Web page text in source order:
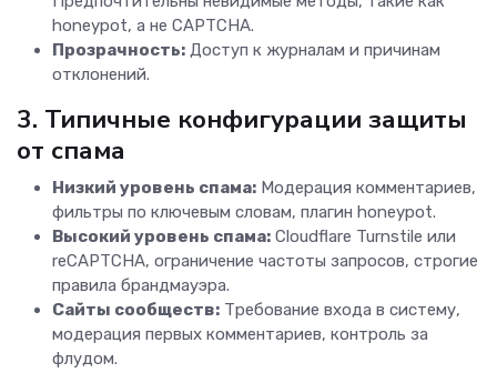
honeypot, а не CAPTCHA.
Прозрачность: Доступ к журналам и причинам
отклонений.
3. Типичные конфигурации защиты
от спама
Низкий уровень спама: Модерация комментариев,
фильтры по ключевым словам, плагин honeypot.
Высокий уровень спама: Cloudflare Turnstile или
reCAPTCHA, ограничение частоты запросов, строгие
правила брандмауэра.
Сайты сообществ: Требование входа в систему,
модерация первых комментариев, контроль за
флудом.